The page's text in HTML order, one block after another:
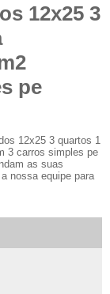
12x25 3
pe
12x25 3 quartos 1
3 carros simples pe
as suas
nossa equipe para